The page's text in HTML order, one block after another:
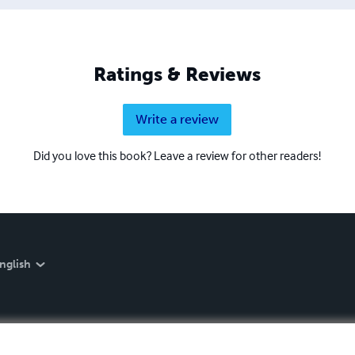
Ratings & Reviews
Write a review
Did you love this book? Leave a review for other readers!